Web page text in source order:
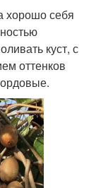
хорошо себя
куст, с
оттенков